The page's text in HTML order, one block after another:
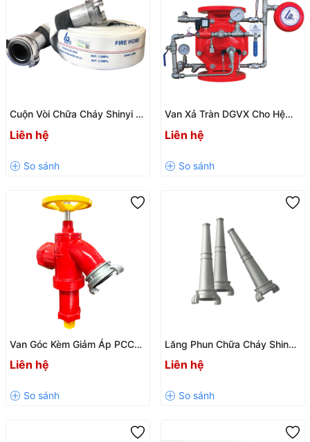
Cuộn Vòi Chữa Cháy Shinyi –
Bền Bỉ & Hiệu Quả
Liên hệ
Van Xả Tràn DGVX Cho Hệ
Pháp Kích Hoạt Chữa Cháy
Liên hệ
Van Góc Kèm Giảm Áp PCCC
SHINYI FHPA DN50-DN65 –
Giải Pháp Ổn Định Áp Suất Hệ
Liên hệ
Lăng Phun Chữa Cháy Shinyi
DN50/13 – DN65/19 Chính
Hãng | Chống Oxy Hóa, Phun
Liên hệ